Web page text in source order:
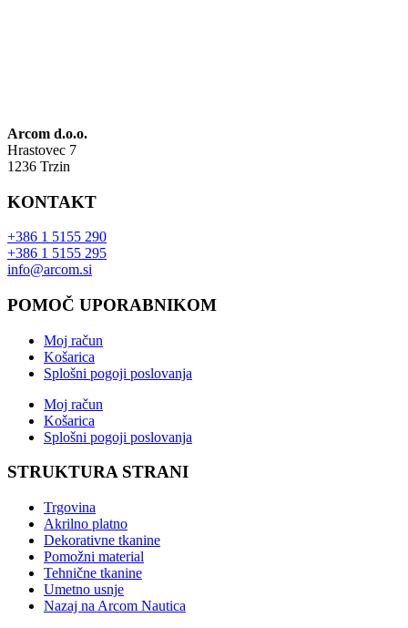
Arcom d.o.o.
Hrastovec 7
1236 Trzin
KONTAKT
+386 1 5155 290
+386 1 5155 295
info@arcom.si
POMOČ UPORABNIKOM
Moj račun
Košarica
Splošni pogoji poslovanja
Moj račun
Košarica
Splošni pogoji poslovanja
STRUKTURA STRANI
Trgovina
Akrilno platno
Dekorativne tkanine
Pomožni material
Tehnične tkanine
Umetno usnje
Nazaj na Arcom Nautica